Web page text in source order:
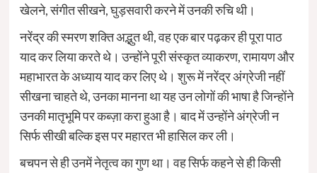
खेलने, संगीत सीखने, घुड़सवारी करने में उनकी रुचि थी।
नरेंद्र की स्मरण शक्ति अद्भुत थी, वह एक बार पढ़कर ही पूरा पाठ
याद कर लिया करते थे। उन्होंने पूरी संस्कृत व्याकरण, रामायण और
महाभारत के अध्याय याद कर लिए थे। शुरू में नरेंद्र अंग्रेजी नहीं
सीखना चाहते थे, उनका मानना था यह उन लोगों की भाषा है जिन्होंने
उनकी मातृभूमि पर कब्ज़ा करा हुआ है। बाद में उन्होंने अंग्रेजी न
सिर्फ सीखी बल्कि इस पर महारत भी हासिल कर ली।
बचपन से ही उनमें नेतृत्व का गुण था। वह सिर्फ कहने से ही किसी